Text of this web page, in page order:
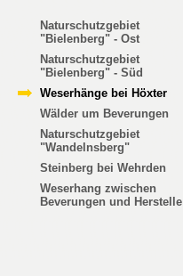
Naturschutzgebiet
"Bielenberg" - Ost
Naturschutzgebiet
"Bielenberg" - Süd
Weserhänge bei Höxter
Wälder um Beverungen
Naturschutzgebiet
"Wandelnsberg"
Steinberg bei Wehrden
Weserhang zwischen
Beverungen und Herstelle